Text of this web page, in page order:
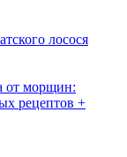
лосося
от морщин:
рецептов +